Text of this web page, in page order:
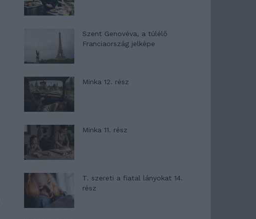
Szent Genovéva, a túlélő
Franciaország jelképe
Minka 12. rész
Minka 11. rész
T. szereti a fiatal lányokat 14.
rész